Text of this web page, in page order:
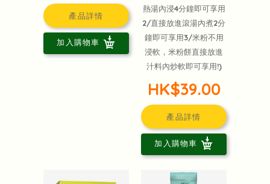
產品詳情
加入購物車
熱湯內浸4分鐘即可享用
2/直接放進滾湯內煮2分
鐘即可享用3/米粉不用
浸軟，米粉餅直接放進
汁料內炒軟即可享用!)
HK$39.00
產品詳情
加入購物車